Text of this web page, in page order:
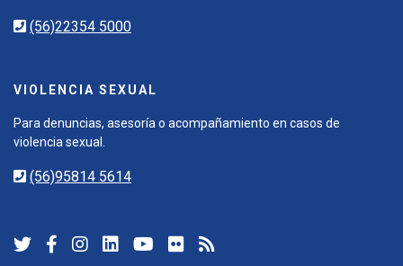
(56)22354 5000
VIOLENCIA SEXUAL
Para denuncias, asesoría o acompañamiento en casos de
violencia sexual.
(56)95814 5614